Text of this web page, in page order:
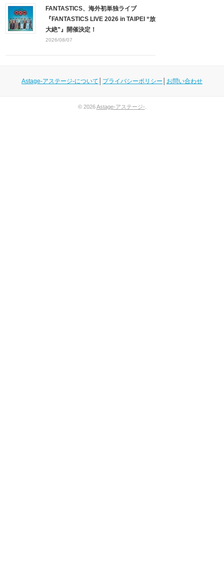
FANTASTICS、海外初単独ライブ
『FANTASTICS LIVE 2026 in TAIPEI “放
大絶”』開催決定！
2026/08/07
Astage-アステージ-について プライバシーポリシー お問い合わせ
© 2026Astage-アステージ-